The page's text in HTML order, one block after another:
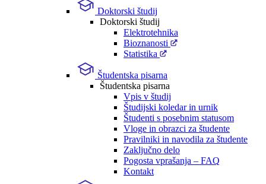
Doktorski študij
Doktorski študij
Elektrotehnika
Bioznanosti
Statistika
Študentska pisarna
Študentska pisarna
Vpis v študij
Študijski koledar in urnik
Študenti s posebnim statusom
Vloge in obrazci za študente
Pravilniki in navodila za študente
Zaključno delo
Pogosta vprašanja – FAQ
Kontakt